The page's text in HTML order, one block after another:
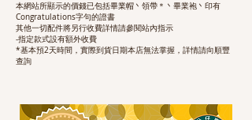
本網站所顯示的價錢已包括畢業帽丶領帶＊丶畢業袍丶印有
Congratulations字句的證書
其他一切配件將另行收費詳情請參閱站內指示
-指定款式設有額外收費
*基本預2天時間，實際到貨日期本店無法掌握，詳情請向順豐
查詢